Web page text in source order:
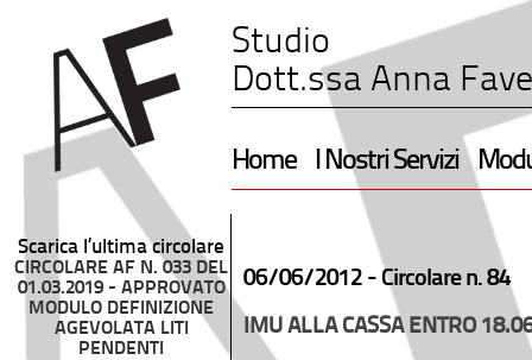
Studio
Dott.ssa Anna
Home I Nostri Servizi
Scarica l’ultima circolare
CIRCOLARE AF N. 033 DEL
01.03.2019 - APPROVATO
MODULO DEFINIZIONE
AGEVOLATA LITI
PENDENTI
06/06/2012 - Circolare n. 84
IMU ALLA CASSA ENTRO